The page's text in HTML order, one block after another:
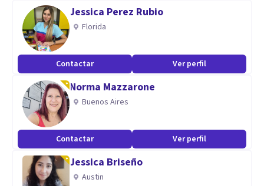
Jessica Perez Rubio
Florida
Contactar Ver perfil
Norma Mazzarone
Buenos Aires
Contactar Ver perfil
Jessica Briseño
Austin